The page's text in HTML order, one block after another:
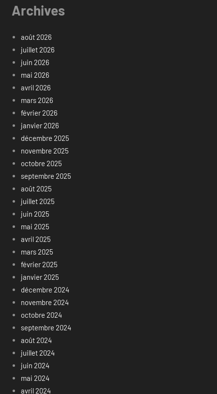
Archives
août 2026
juillet 2026
juin 2026
mai 2026
avril 2026
mars 2026
février 2026
janvier 2026
décembre 2025
novembre 2025
octobre 2025
septembre 2025
août 2025
juillet 2025
juin 2025
mai 2025
avril 2025
mars 2025
février 2025
janvier 2025
décembre 2024
novembre 2024
octobre 2024
septembre 2024
août 2024
juillet 2024
juin 2024
mai 2024
avril 2024